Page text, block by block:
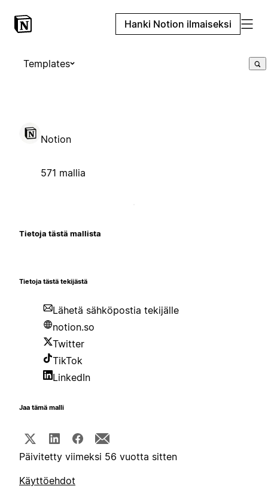
Hanki Notion ilmaiseksi
Templates
Notion
571 mallia
Tietoja tästä mallista
Tietoja tästä tekijästä
Lähetä sähköpostia tekijälle
notion.so
Twitter
TikTok
LinkedIn
Jaa tämä malli
Päivitetty viimeksi 56 vuotta sitten
Käyttöehdot